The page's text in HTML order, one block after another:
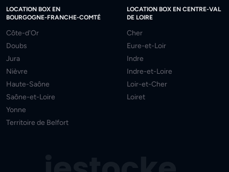
LOCATION BOX EN
BOURGOGNE-FRANCHE-COMTÉ
Côte-d'Or
Doubs
Jura
Nièvre
Haute-Saône
Saône-et-Loire
Yonne
Territoire de Belfort
LOCATION BOX EN CENTRE-VAL
DE LOIRE
Cher
Eure-et-Loir
Indre
Indre-et-Loire
Loir-et-Cher
Loiret